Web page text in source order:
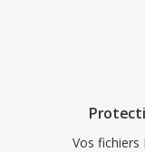
Vos fichiers